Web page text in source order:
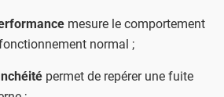
mesure le comportement
normal ;
permet de repérer une fuite